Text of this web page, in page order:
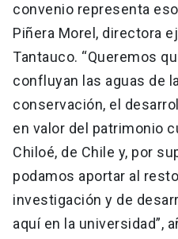
convenio representa
Piñera Morel, directora
Tantauco. “Queremos
confluyan las aguas de
conservación, el
en valor del patrimonio
Chiloé, de Chile y, por
podamos aportar al
investigación y de
aquí en la universidad”,